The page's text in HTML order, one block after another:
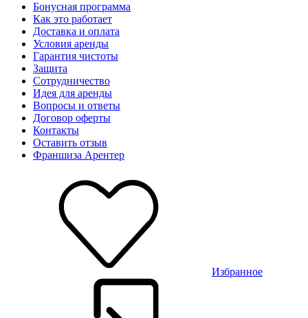
Бонусная программа
Как это работает
Доставка и оплата
Условия аренды
Гарантия чистоты
Защита
Сотрудничество
Идея для аренды
Вопросы и ответы
Договор оферты
Контакты
Оставить отзыв
Франшиза Арентер
Избранное